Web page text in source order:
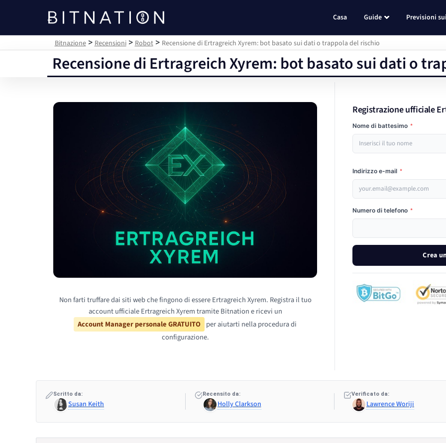
Bitnazione
Casa Guide Previsioni
Bitnazione>Recensioni>Robot> Recensione di Ertragreich Xyrem: bot basato sui dati o trappola del rischio
Recensione di Ertragreich Xyrem: bot basato sui dati o
Non farti truffare dai siti web che fingono di essere Ertragreich Xyrem. Registra il tuo
account ufficiale Ertragreich Xyrem tramite Bitnation e ricevi un
Account Manager personale GRATUITO per aiutarti nella procedura di
configurazione.
Registrazione ufficiale
Nome di battesimo *
Indirizzo e-mail *
Numero di telefono *
Crea
Scritto da:
Susan Keith
Recensito da:
Holly Clarkson
Verificato da:
Lawrence Woriji